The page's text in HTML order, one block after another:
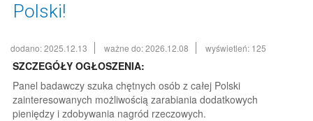
Polski!
dodano: 2025.12.13 ważne do: 2026.12.08 wyświetleń: 125
SZCZEGÓŁY OGŁOSZENIA:
Panel badawczy szuka chętnych osób z całej Polski
zainteresowanych możliwością zarabiania dodatkowych
pieniędzy i zdobywania nagród rzeczowych.